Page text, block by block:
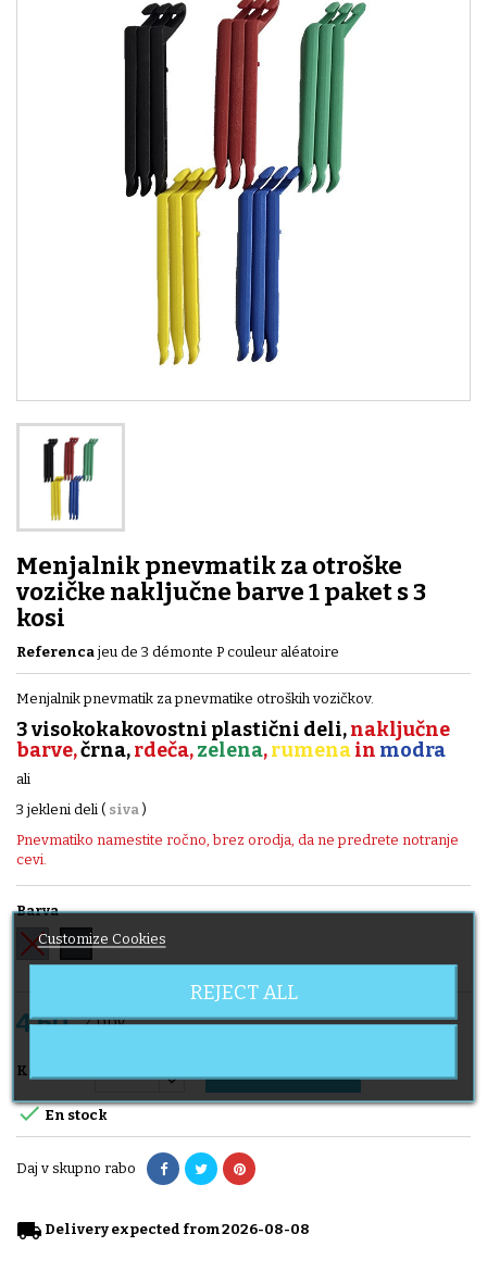
Menjalnik pnevmatik za otroške
vozičke naključne barve 1 paket s 3
kosi
Referenca jeu de 3 démonte P couleur aléatoire
Menjalnik pnevmatik za pnevmatike otroških vozičkov.
3 visokokakovostni plastični deli,naključne
barve,črna,rdeča,zelena,rumenain modra
ali
3 jekleni deli ( siva )
Pnevmatiko namestite ročno, brez orodja, da ne predrete notranje
cevi.
Barva
Sivo
Črno
4,60 Z DDV
Količina
 En stock
Daj v skupno rabo
local_shipping Delivery expected from 2026-08-08
Customize Cookies
REJECT ALL